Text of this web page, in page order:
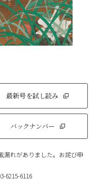
最新号を試し読み
バックナンバー
漏れがありました。お詫び申
6215-6116